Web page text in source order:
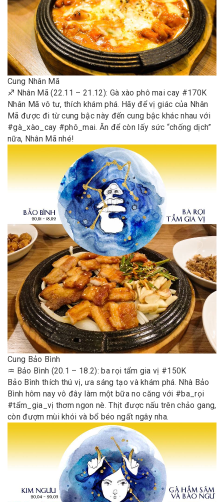
Cung Nhân Mã
♐️ Nhân Mã (22.11 – 21.12): Gà xào phô mai cay #170K
Nhân Mã vô tư, thích khám phá. Hãy để vị giác của Nhân
Mã được đi từ cung bậc này đến cung bậc khác nhau với
#gà_xào_cay #phô_mai. Ăn để còn lấy sức “chống dịch”
nữa, Nhân Mã nhé!
Cung Bảo Bình
♒️ Bảo Bình (20.1 – 18.2): ba rọi tẩm gia vị #150K
Bảo Bình thích thú vị, ưa sáng tạo và khám phá. Nhà Bảo
Bình hôm nay vô đây làm một bữa no căng với #ba_rọi
#tẩm_gia_vị thơm ngon nè. Thịt được nấu trên chảo gang,
còn đượm mùi khói và bổ béo ngất ngây nha.